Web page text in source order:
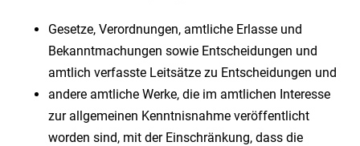
Gesetze, Verordnungen, amtliche Erlasse und
Bekanntmachungen sowie Entscheidungen und
amtlich verfasste Leitsätze zu Entscheidungen und
andere amtliche Werke, die im amtlichen Interesse
zur allgemeinen Kenntnisnahme veröffentlicht
worden sind, mit der Einschränkung, dass die